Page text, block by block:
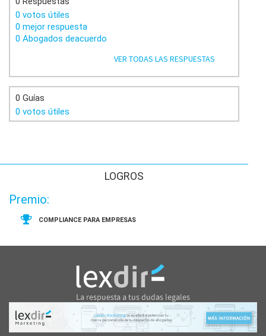
0 votos útiles
0 mejor respuesta
0 Abogados deacuerdo
VER TODAS LAS RESPUESTAS
0 Guías
0 votos útiles
LOGROS
Premio:
COMPLIANCE PARA EMPRESAS